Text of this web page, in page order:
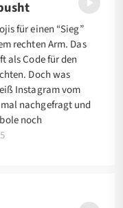
für einen “Sieg”
rechten Arm. Das
als Code für den
Doch was
Instagram vom
nachgefragt und
noch